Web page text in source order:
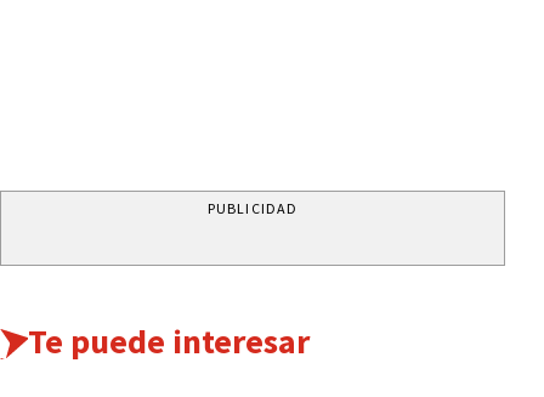
PUBLICIDAD
Te puede interesar